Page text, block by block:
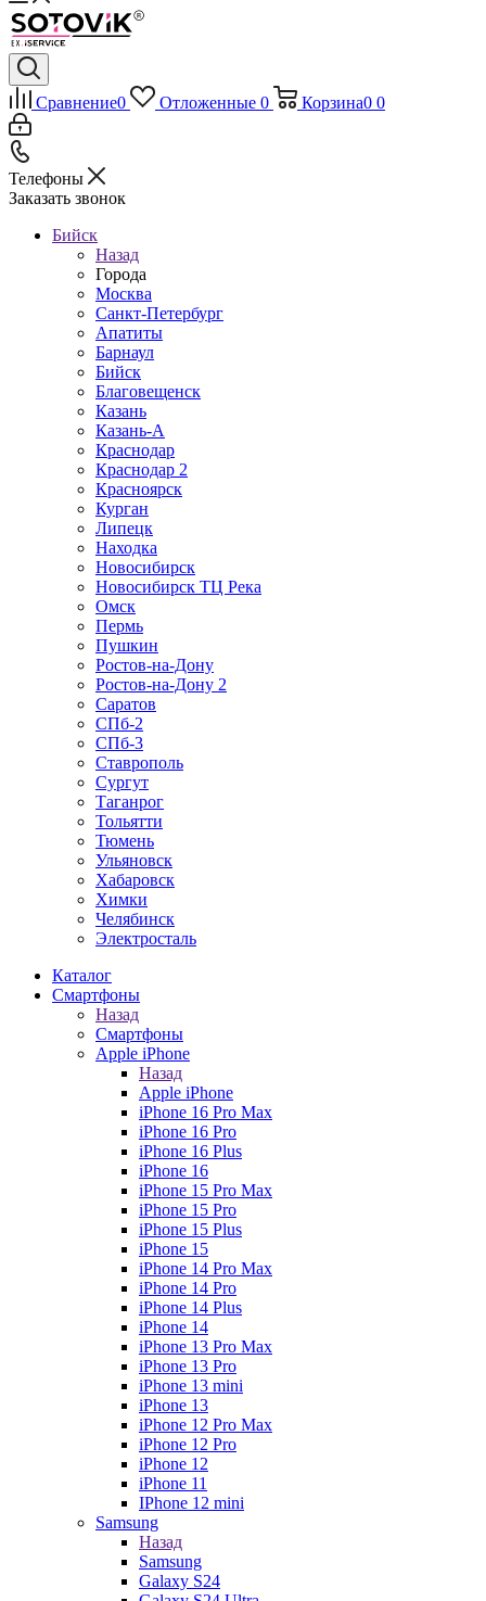
Сравнение0 Отложенные 0 Корзина0 0
Телефоны
Заказать звонок
Бийск
Назад
Города
Москва
Санкт-Петербург
Апатиты
Барнаул
Бийск
Благовещенск
Казань
Казань-А
Краснодар
Краснодар 2
Красноярск
Курган
Липецк
Находка
Новосибирск
Новосибирск ТЦ Река
Омск
Пермь
Пушкин
Ростов-на-Дону
Ростов-на-Дону 2
Саратов
СПб-2
СПб-3
Ставрополь
Сургут
Таганрог
Тольятти
Тюмень
Ульяновск
Хабаровск
Химки
Челябинск
Электросталь
Каталог
Смартфоны
Назад
Смартфоны
Apple iPhone
Назад
Apple iPhone
iPhone 16 Pro Max
iPhone 16 Pro
iPhone 16 Plus
iPhone 16
iPhone 15 Pro Max
iPhone 15 Pro
iPhone 15 Plus
iPhone 15
iPhone 14 Pro Max
iPhone 14 Pro
iPhone 14 Plus
iPhone 14
iPhone 13 Pro Max
iPhone 13 Pro
iPhone 13 mini
iPhone 13
iPhone 12 Pro Max
iPhone 12 Pro
iPhone 12
iPhone 11
IPhone 12 mini
Samsung
Назад
Samsung
Galaxy S24